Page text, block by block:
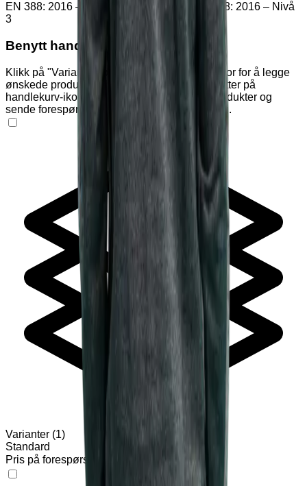
EN 388: 2016 – Nivå 4 (høyest mulig), EN 388: 2016 – Nivå
3
Benytt handlekurven
Klikk på "Varianter" og "Tilleggsutstyr" nedenfor for å legge
ønskede produkter i handlekurven. Klikk deretter på
handlekurv-ikonet øverst på siden for å se produkter og
sende forespørsel om pristilbud eller bestilling.
Varianter (1)
Standard
Pris på forespørsel